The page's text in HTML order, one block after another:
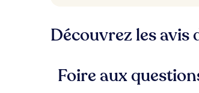
Découvrez les avis
Foire aux